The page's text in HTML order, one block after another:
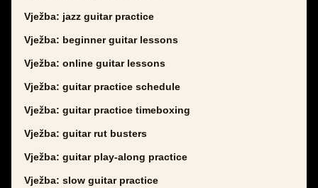
Vježba: jazz guitar practice
Vježba: beginner guitar lessons
Vježba: online guitar lessons
Vježba: guitar practice schedule
Vježba: guitar practice timeboxing
Vježba: guitar rut busters
Vježba: guitar play-along practice
Vježba: slow guitar practice